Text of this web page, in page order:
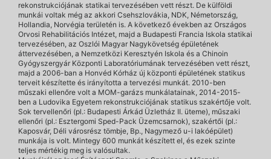
rekonstrukciójának statikai tervezésében vett részt. De külföldi
munkái voltak még az akkori Csehszlovákia, NDK, Németország,
Hollandia, Norvégia területén is. A következő években az Országos
Orvosi Rehabilitációs Intézet, majd a Budapesti Francia Iskola statikai
tervezésében, az Oszlói Magyar Nagykövetség épületének
áttervezésében, a Nemzetközi Keresztyén Iskola és a Chinoin
Gyógyszergyár Központi Laboratóriumának tervezésében vett részt,
majd a 2006-ban a Honvéd Kórház új központi épületének statikus
terveit készítette és irányította a tervezési munkát. 2010-ben
műszaki ellenőre volt a MOM-garázs munkálatainak, 2014-2015-
ben a Ludovika Egyetem rekonstrukciójának statikus szakértője volt.
Sok tervellenőri (pl.: Budapesti Árkád Üzletház II. üteme), műszaki
ellenőri (pl.: Esztergomi Sped-Pack Üzemcsarnok), szakértői (pl.:
Kaposvár, Déli városrész tömbje, Bp., Nagymező u-i lakóépület)
munkája is volt. Mintegy 600 munkát készített el, és ezek szinte
teljes mértékig meg is valósultak.